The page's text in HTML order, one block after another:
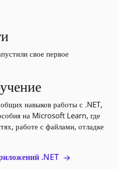
свое первое
навыков работы с .NET,
на Microsoft Learn, где
работе с файлами, отладке
.NET